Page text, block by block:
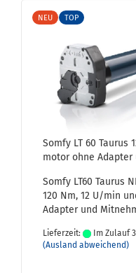
NEU TOP
Somfy LT 60 Tau­rus
mo­tor ohne Ad­ap­ter
Somfy LT60 Tau­rus
120 Nm, 12 U/min
Ad­ap­ter und
Lieferzeit:
Im Zulauf
(Ausland abweichend)